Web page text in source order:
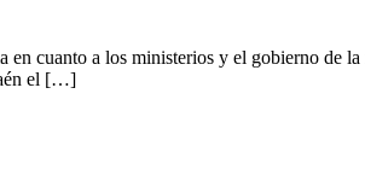
cuanto a los ministerios y el gobierno de
el […]